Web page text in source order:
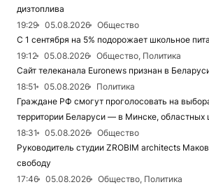
дизтоплива
19:29
05.08.2026
Общество
С 1 сентября на 5% подорожает школьное
19:12
05.08.2026
Общество, Политика
Сайт телеканала Euronews признан в
18:51
05.08.2026
Политика
Граждане РФ смогут проголосовать на
территории Беларуси — в Минске, областных
18:31
05.08.2026
Общество
Руководитель студии ZROBIM architects
свободу
17:46
05.08.2026
Общество, Политика